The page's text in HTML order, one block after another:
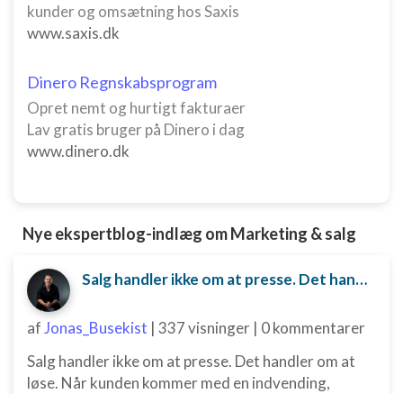
kunder og omsætning hos Saxis
www.saxis.dk
Dinero Regnskabsprogram
Opret nemt og hurtigt fakturaer
Lav gratis bruger på Dinero i dag
www.dinero.dk
Nye ekspertblog-indlæg om Marketing & salg
Salg handler ikke om at presse. Det handler om at løse.
afJonas_Busekist | 337 visninger | 0 kommentarer
Salg handler ikke om at presse. Det handler om at
løse. Når kunden kommer med en indvending,
Funktionel